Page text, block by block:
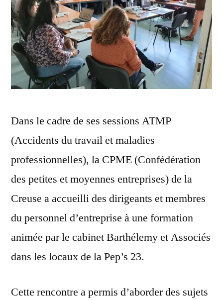
Dans le cadre de ses sessions ATMP
(Accidents du travail et maladies
professionnelles), la CPME (Confédération
des petites et moyennes entreprises) de la
Creuse a accueilli des dirigeants et membres
du personnel d’entreprise à une formation
animée par le cabinet Barthélemy et Associés
dans les locaux de la Pep’s 23.
Cette rencontre a permis d’aborder des sujets